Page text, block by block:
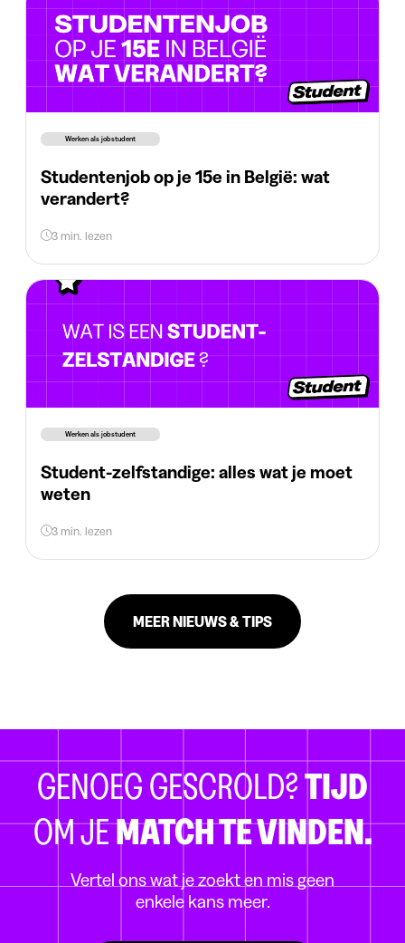
Werken als jobstudent
Studentenjob op je 15e in België: wat
verandert?
3 min. lezen
Werken als jobstudent
Student-zelfstandige: alles wat je moet
weten
3 min. lezen
MEER NIEUWS & TIPS
GENOEG GESCROLD?TIJD
OM JEMATCH TE VINDEN.
Vertel ons wat je zoekt en mis geen
enkele kans meer.